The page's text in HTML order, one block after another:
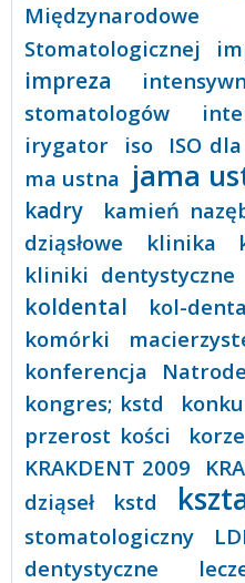
Stomatologicznej
impreza
stomatologów
irygator
iso ISO
ma ustna jama
kadry kamień
dziąsłowe
klinika
kliniki dentystyczne
koldental kol-
komórki
konferencja
kongres; kstd
przerost kości
KRAKDENT 2009
dziąseł
kstd
stomatologiczny
dentystyczne